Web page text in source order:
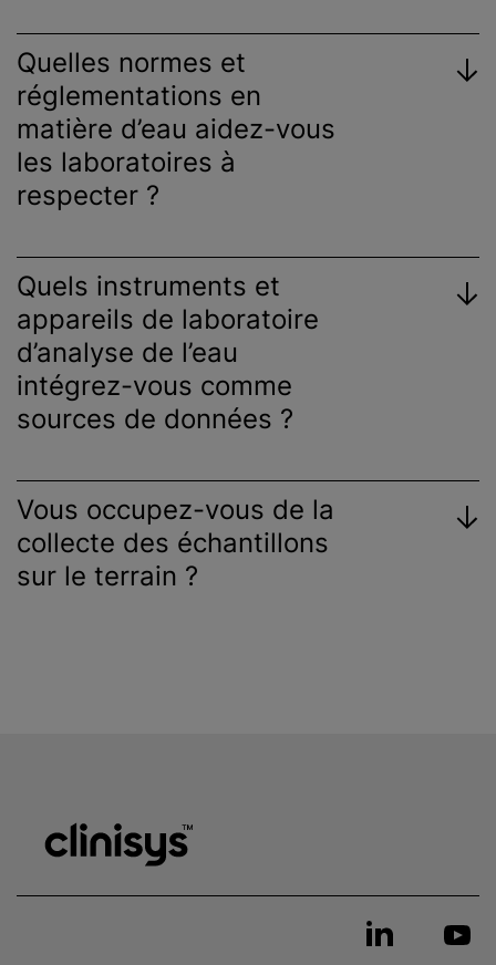
Quelles normes et
réglementations en
matière d’eau aidez-vous
les laboratoires à
respecter ?
Quels instruments et
appareils de laboratoire
d’analyse de l’eau
intégrez-vous comme
sources de données ?
Vous occupez-vous de la
collecte des échantillons
sur le terrain ?